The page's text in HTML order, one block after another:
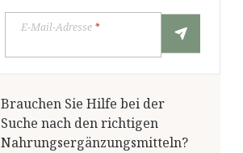
E-Mail-Adresse*
Brauchen Sie Hilfe bei der
Suche nach den richtigen
Nahrungsergänzungsmitteln?